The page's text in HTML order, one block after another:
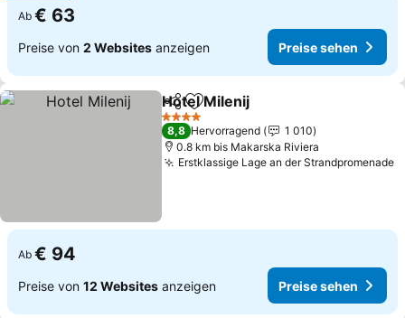
Ab € 63
Preise von 2 Websites anzeigen Preise sehen
TeilenZu Favoriten hinzufügen
Hotel Milenij
4 Sterne
8,8 Hervorragend
1 010
0.8 km bis Makarska Riviera
Erstklassige Lage an der Strandpromenade
Ab € 94
Preise von 12 Websites anzeigen Preise sehen